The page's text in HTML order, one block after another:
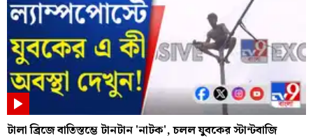
টালা ব্রিজে বাতিস্তম্ভে টানটান 'নাটক', চলল যুবকের স্টান্টবাজি